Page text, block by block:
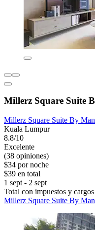
Millerz Square Suite
Millerz Square Suite By
Kuala Lumpur
8.8/10
Excelente
(38 opiniones)
$34 por noche
$39 en total
1 sept - 2 sept
Total con impuestos y cargos
Millerz Square Suite By